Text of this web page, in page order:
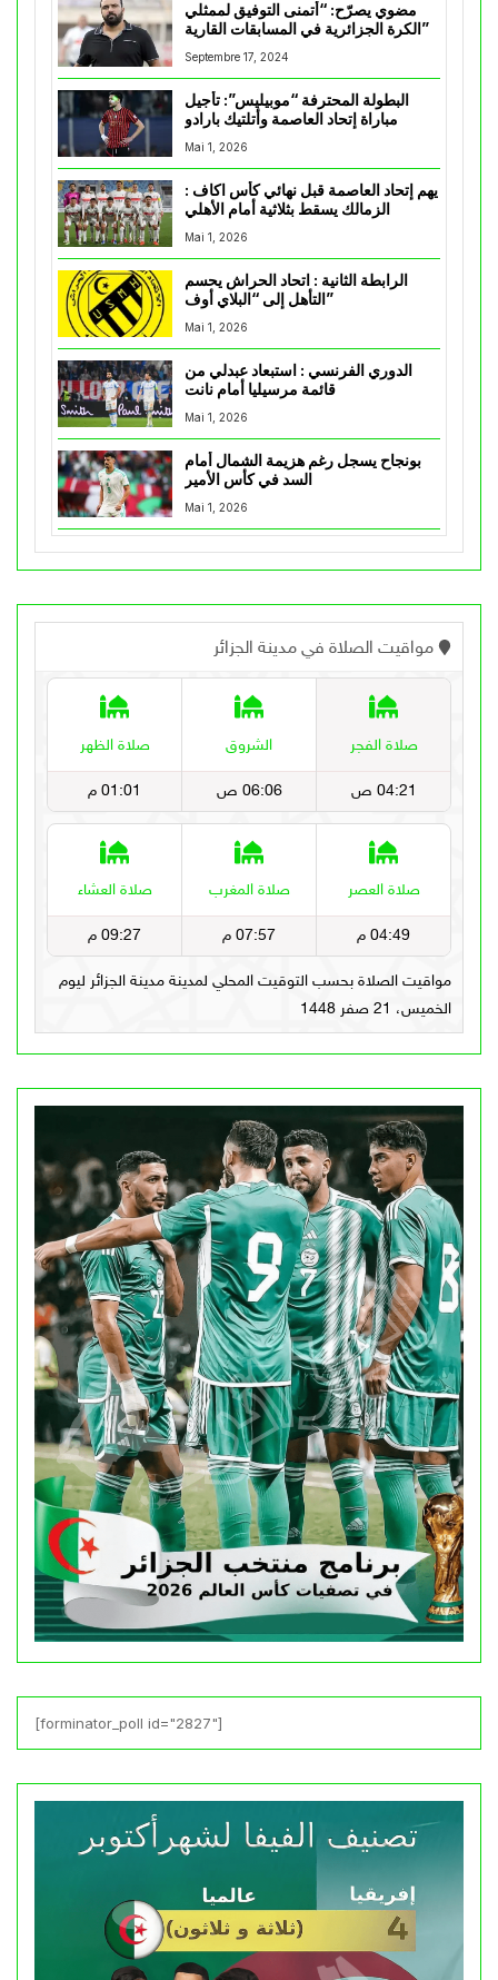
مضوي يصرّح: “أتمنى التوفيق لممثلي
الكرة الجزائرية في المسابقات القارية”
Septembre 17, 2024
البطولة المحترفة “موبيليس”: تأجيل
مباراة إتحاد العاصمة وأتلتيك بارادو
Mai 1, 2026
يهم إتحاد العاصمة قبل نهائي كأس اكاف :
Mai 1, 2026
الرابطة الثانية : اتحاد الحراش يحسم
التأهل إلى “البلاي أوف”
Mai 1, 2026
الدوري الفرنسي : استبعاد عبدلي من
قائمة مرسيليا أمام نانت
Mai 1, 2026
بونجاح يسجل رغم هزيمة الشمال أمام
السد في كأس الأمير
Mai 1, 2026
[forminator_poll id="2827"]